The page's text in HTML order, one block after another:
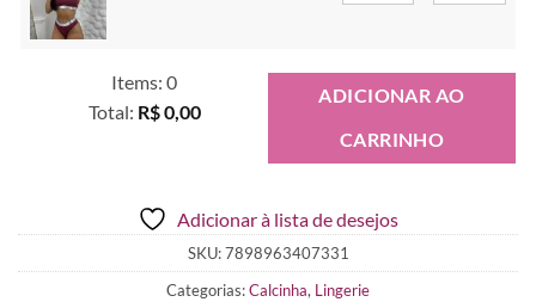
Items: 0
Total: R$ 0,00
R$ 0,00
ADICIONAR AO
CARRINHO
Adicionar à lista de desejos
SKU:7898963407331
Categorias:Calcinha, Lingerie